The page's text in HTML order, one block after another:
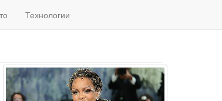
Технологии